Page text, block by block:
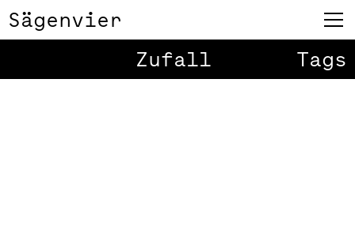
Sägenvier
Zufall
Tags